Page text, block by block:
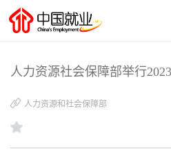
人力资源社会保障部举行
人力资源和社会保障部